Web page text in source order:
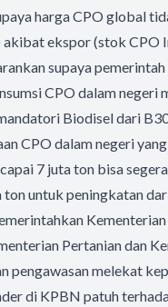
harga CPO global
ekspor (stok CPO
supaya pemerintah
CPO dalam negeri
Biodisel dari
CPO dalam negeri yang
7 juta ton bisa
untuk peningkatan
Kementerian
Pertanian dan
pengawasan melekat
di KPBN patuh